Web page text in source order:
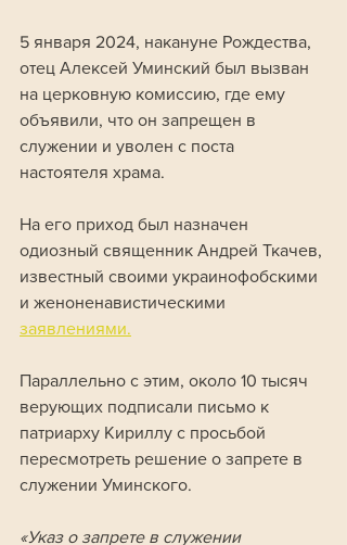
5 января 2024, накануне Рождества,
отец Алексей Уминский был вызван
на церковную комиссию, где ему
объявили, что он запрещен в
служении и уволен с поста
настоятеля храма.
На его приход был назначен
одиозный священник Андрей Ткачев,
известный своими украинофобскими
и женоненавистическими
заявлениями.
Параллельно с этим, около 10 тысяч
верующих подписали письмо к
патриарху Кириллу с просьбой
пересмотреть решение о запрете в
служении Уминского.
«Указ о запрете в служении